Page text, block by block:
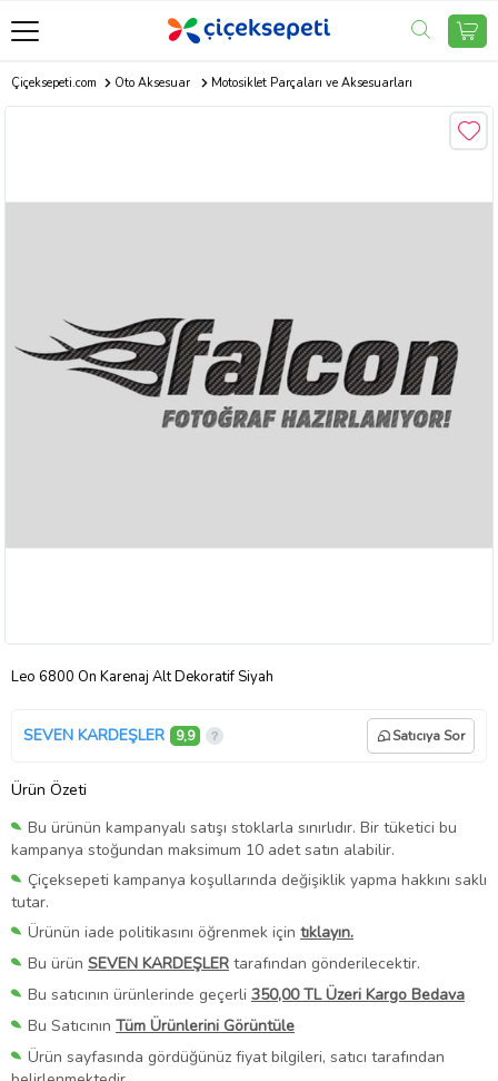
Çiçeksepeti.com Oto Aksesuar Motosiklet Parçaları ve Aksesuarları
Leo 6800 Ön Karenaj Alt Dekoratif Siyah
SEVEN KARDEŞLER 9,9 Satıcıya Sor
Ürün Özeti
Bu ürünün kampanyalı satışı stoklarla sınırlıdır. Bir tüketici bu
kampanya stoğundan maksimum 10 adet satın alabilir.
Çiçeksepeti kampanya koşullarında değişiklik yapma hakkını saklı
tutar.
Ürünün iade politikasını öğrenmek için tıklayın.
Bu ürün SEVEN KARDEŞLER tarafından gönderilecektir.
Bu satıcının ürünlerinde geçerli 350,00 TL Üzeri Kargo Bedava
Bu Satıcının Tüm Ürünlerini Görüntüle
Ürün sayfasında gördüğünüz fiyat bilgileri, satıcı tarafından